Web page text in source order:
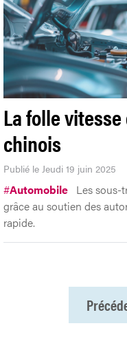
La folle
chinois
Publié le Jeudi 19 juin 2025
#Automobile Les sous-
grâce au soutien des
rapide.